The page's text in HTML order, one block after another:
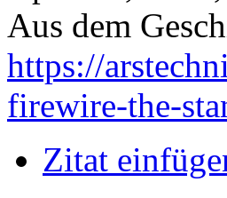
Aus dem
https://
firewire-the-
Zitat